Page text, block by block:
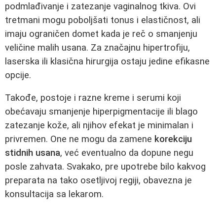
podmlađivanje i zatezanje vaginalnog tkiva. Ovi
tretmani mogu poboljšati tonus i elastičnost, ali
imaju ograničen domet kada je reč o smanjenju
veličine malih usana. Za značajnu hipertrofiju,
laserska ili klasična hirurgija ostaju jedine efikasne
opcije.
Takođe, postoje i razne kreme i serumi koji
obećavaju smanjenje hiperpigmentacije ili blago
zatezanje kože, ali njihov efekat je minimalan i
privremen. One ne mogu da zamene korekciju
stidnih usana, već eventualno da dopune negu
posle zahvata. Svakako, pre upotrebe bilo kakvog
preparata na tako osetljivoj regiji, obavezna je
konsultacija sa lekarom.